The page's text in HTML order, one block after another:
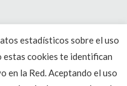
estadísticos sobre el uso
estas cookies te identifican
en la Red. Aceptando el uso